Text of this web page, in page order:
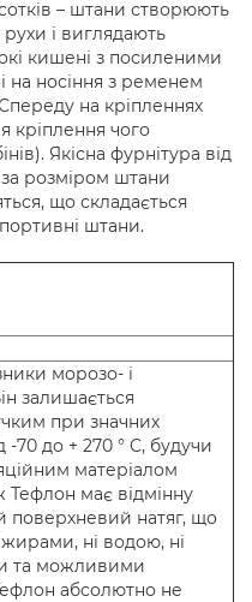
– штани створюють
рухи і виглядають
кишені з посиленими
на носіння з ременем
на кріпленнях
кріплення чого
Якісна фурнітура від
за розміром штани
що складається
спортивні штани.
морозо- і
залишається
при значних
-70 до + 270 ° C, будучи
матеріалом
Тефлон має відмінну
поверхневий натяг, що
жирами, ні водою, ні
та можливими
абсолютно не